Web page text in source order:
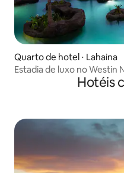
Quarto de hotel ⋅ Lahaina
Estadia de luxo no Westin
Hotéis